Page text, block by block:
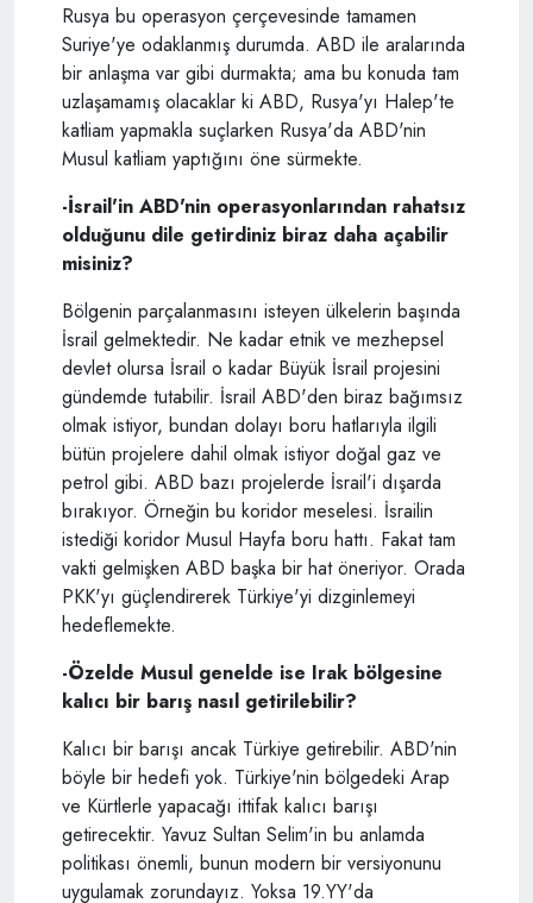
Rusya bu operasyon çerçevesinde tamamen
Suriye'ye odaklanmış durumda. ABD ile aralarında
bir anlaşma var gibi durmakta; ama bu konuda tam
uzlaşamamış olacaklar ki ABD, Rusya'yı Halep'te
katliam yapmakla suçlarken Rusya'da ABD'nin
Musul katliam yaptığını öne sürmekte.
-İsrail'in ABD'nin operasyonlarından rahatsız
olduğunu dile getirdiniz biraz daha açabilir
misiniz?
Bölgenin parçalanmasını isteyen ülkelerin başında
İsrail gelmektedir. Ne kadar etnik ve mezhepsel
devlet olursa İsrail o kadar Büyük İsrail projesini
gündemde tutabilir. İsrail ABD'den biraz bağımsız
olmak istiyor, bundan dolayı boru hatlarıyla ilgili
bütün projelere dahil olmak istiyor doğal gaz ve
petrol gibi. ABD bazı projelerde İsrail'i dışarda
bırakıyor. Örneğin bu koridor meselesi. İsrailin
istediği koridor Musul Hayfa boru hattı. Fakat tam
vakti gelmişken ABD başka bir hat öneriyor. Orada
PKK'yı güçlendirerek Türkiye'yi dizginlemeyi
hedeflemekte.
-Özelde Musul genelde ise Irak bölgesine
kalıcı bir barış nasıl getirilebilir?
Kalıcı bir barışı ancak Türkiye getirebilir. ABD'nin
böyle bir hedefi yok. Türkiye'nin bölgedeki Arap
ve Kürtlerle yapacağı ittifak kalıcı barışı
getirecektir. Yavuz Sultan Selim'in bu anlamda
politikası önemli, bunun modern bir versiyonunu
uygulamak zorundayız. Yoksa 19.YY'da